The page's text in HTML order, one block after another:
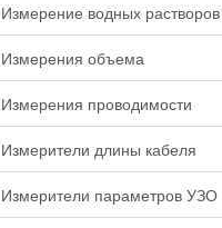
Измерение водных растворов
Измерения объема
Измерения проводимости
Измерители длины кабеля
Измерители параметров УЗО